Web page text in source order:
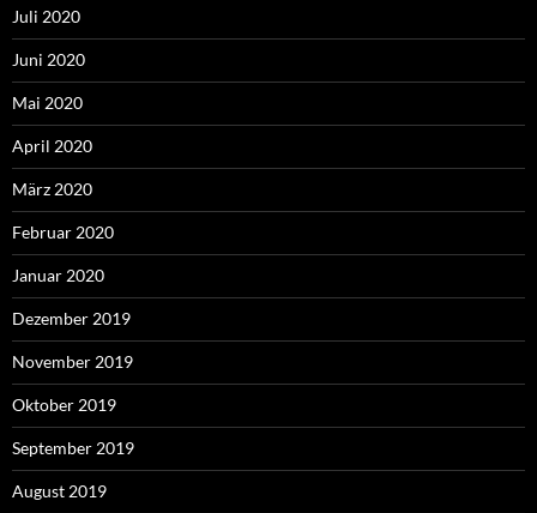
Juli 2020
Juni 2020
Mai 2020
April 2020
März 2020
Februar 2020
Januar 2020
Dezember 2019
November 2019
Oktober 2019
September 2019
August 2019